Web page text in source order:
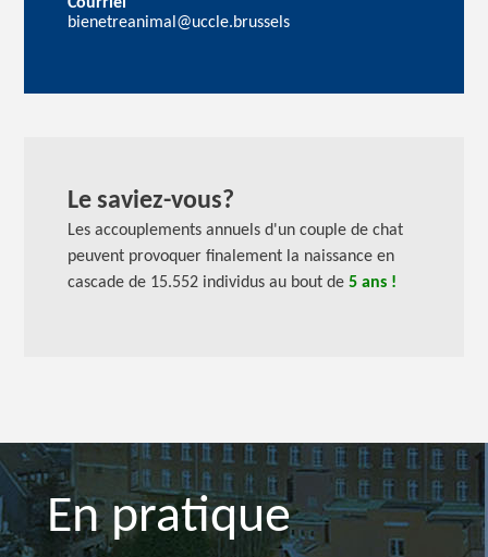
bienetreanimal@uccle.brussels
Le saviez-vous?
Les accouplements annuels d'un couple de chat
peuvent provoquer finalement la naissance en
cascade de 15.552 individus au bout de5 ans !
En pratique